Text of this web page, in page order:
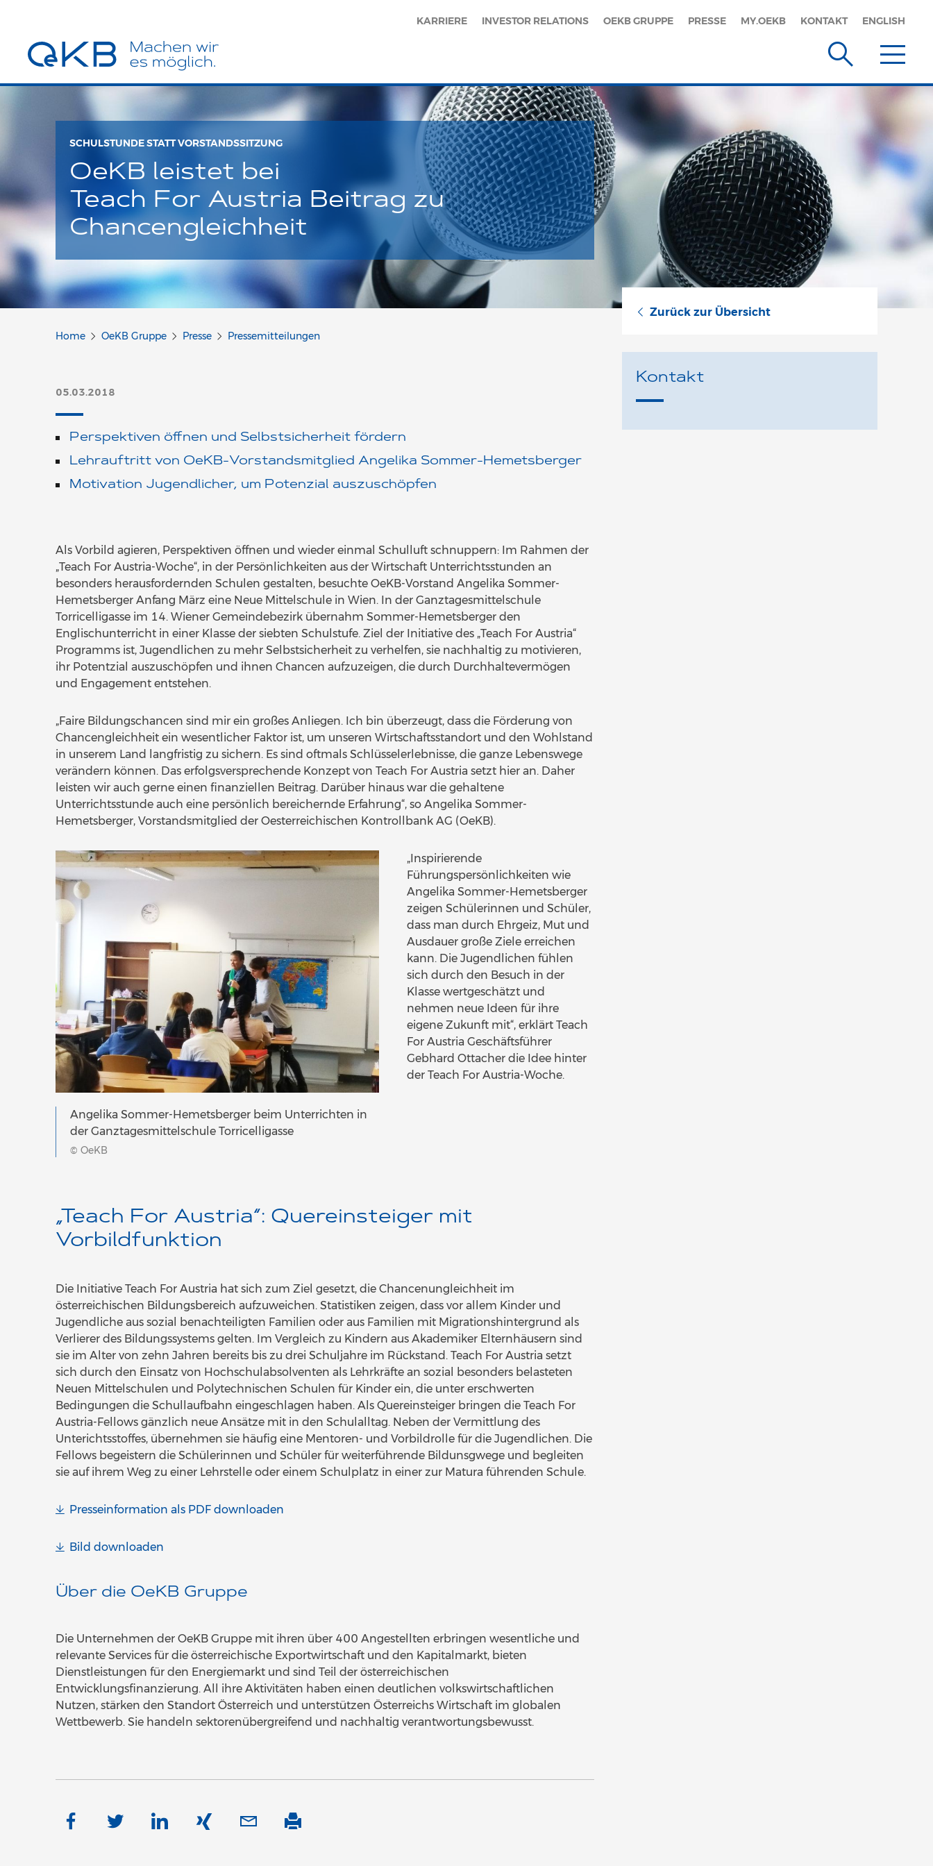
KARRIERE INVESTOR RELATIONS OEKB GRUPPE PRESSE MY.OEKB KONTAKT ENGLISH
SCHULSTUNDE STATT VORSTANDSSITZUNG
OeKB leistet bei
Teach For Austria Beitrag zu
Chancengleichheit
Home OeKB Gruppe Presse Pressemitteilungen
05.03.2018
Perspektiven öffnen und Selbstsicherheit fördern
Lehrauftritt von OeKB-Vorstandsmitglied Angelika Sommer-Hemetsberger
Motivation Jugendlicher, um Potenzial auszuschöpfen
Als Vorbild agieren, Perspektiven öffnen und wieder einmal Schulluft schnuppern: Im Rahmen der
„Teach For Austria-Woche“, in der Persönlichkeiten aus der Wirtschaft Unterrichtsstunden an
besonders herausfordernden Schulen gestalten, besuchte OeKB-Vorstand Angelika Sommer-
Hemetsberger Anfang März eine Neue Mittelschule in Wien. In der Ganztagesmittelschule
Torricelligasse im 14. Wiener Gemeindebezirk übernahm Sommer-Hemetsberger den
Englischunterricht in einer Klasse der siebten Schulstufe. Ziel der Initiative des „Teach For Austria“
Programms ist, Jugendlichen zu mehr Selbstsicherheit zu verhelfen, sie nachhaltig zu motivieren,
ihr Potentzial auszuschöpfen und ihnen Chancen aufzuzeigen, die durch Durchhaltevermögen
und Engagement entstehen.
„Faire Bildungschancen sind mir ein großes Anliegen. Ich bin überzeugt, dass die Förderung von
Chancengleichheit ein wesentlicher Faktor ist, um unseren Wirtschaftsstandort und den Wohlstand
in unserem Land langfristig zu sichern. Es sind oftmals Schlüsselerlebnisse, die ganze Lebenswege
verändern können. Das erfolgsversprechende Konzept von Teach For Austria setzt hier an. Daher
leisten wir auch gerne einen finanziellen Beitrag. Darüber hinaus war die gehaltene
Unterrichtsstunde auch eine persönlich bereichernde Erfahrung“, so Angelika Sommer-
Hemetsberger, Vorstandsmitglied der Oesterreichischen Kontrollbank AG (OeKB).
Angelika Sommer-Hemetsberger beim Unterrichten in
der Ganztagesmittelschule Torricelligasse
© OeKB
„Inspirierende
Führungspersönlichkeiten wie
Angelika Sommer-Hemetsberger
zeigen Schülerinnen und Schüler,
dass man durch Ehrgeiz, Mut und
Ausdauer große Ziele erreichen
kann. Die Jugendlichen fühlen
sich durch den Besuch in der
Klasse wertgeschätzt und
nehmen neue Ideen für ihre
eigene Zukunft mit“, erklärt Teach
For Austria Geschäftsführer
Gebhard Ottacher die Idee hinter
der Teach For Austria-Woche.
„Teach For Austria“: Quereinsteiger mit
Vorbildfunktion
Die Initiative Teach For Austria hat sich zum Ziel gesetzt, die Chancenungleichheit im
österreichischen Bildungsbereich aufzuweichen. Statistiken zeigen, dass vor allem Kinder und
Jugendliche aus sozial benachteiligten Familien oder aus Familien mit Migrationshintergrund als
Verlierer des Bildungssystems gelten. Im Vergleich zu Kindern aus Akademiker Elternhäusern sind
sie im Alter von zehn Jahren bereits bis zu drei Schuljahre im Rückstand. Teach For Austria setzt
sich durch den Einsatz von Hochschulabsolventen als Lehrkräfte an sozial besonders belasteten
Neuen Mittelschulen und Polytechnischen Schulen für Kinder ein, die unter erschwerten
Bedingungen die Schullaufbahn eingeschlagen haben. Als Quereinsteiger bringen die Teach For
Austria-Fellows gänzlich neue Ansätze mit in den Schulalltag. Neben der Vermittlung des
Unterichtsstoffes, übernehmen sie häufig eine Mentoren- und Vorbildrolle für die Jugendlichen. Die
Fellows begeistern die Schülerinnen und Schüler für weiterführende Bildunsgwege und begleiten
sie auf ihrem Weg zu einer Lehrstelle oder einem Schulplatz in einer zur Matura führenden Schule.
Presseinformation als PDF downloaden
Bild downloaden
Über die OeKB Gruppe
Die Unternehmen der OeKB Gruppe mit ihren über 400 Angestellten erbringen wesentliche und
relevante Services für die österreichische Exportwirtschaft und den Kapitalmarkt, bieten
Dienstleistungen für den Energiemarkt und sind Teil der österreichischen
Entwicklungsfinanzierung. All ihre Aktivitäten haben einen deutlichen volkswirtschaftlichen
Nutzen, stärken den Standort Österreich und unterstützen Österreichs Wirtschaft im globalen
Wettbewerb. Sie handeln sektorenübergreifend und nachhaltig verantwortungsbewusst.
Zurück zur Übersicht
Kontakt